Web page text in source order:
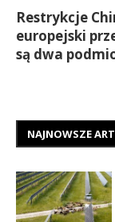
Restrykcje
europejski
są dwa
NAJNOWSZE